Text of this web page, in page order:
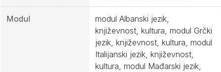
Modul
modul Albanski jezik,
književnost, kultura, modul Grčki
jezik, književnost, kultura, modul
Italijanski jezik, književnost,
kultura, modul Mađarski jezik,